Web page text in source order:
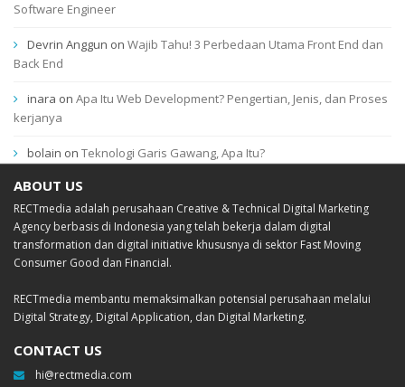
Software Engineer
Devrin Anggun on Wajib Tahu! 3 Perbedaan Utama Front End dan
Back End
inara on Apa Itu Web Development? Pengertian, Jenis, dan Proses
kerjanya
bolain on Teknologi Garis Gawang, Apa Itu?
ABOUT US
RECTmedia adalah perusahaan Creative & Technical Digital Marketing
Agency berbasis di Indonesia yang telah bekerja dalam digital
transformation dan digital initiative khususnya di sektor Fast Moving
Consumer Good dan Financial.
RECTmedia membantu memaksimalkan potensial perusahaan melalui
Digital Strategy, Digital Application, dan Digital Marketing.
CONTACT US
hi@rectmedia.com